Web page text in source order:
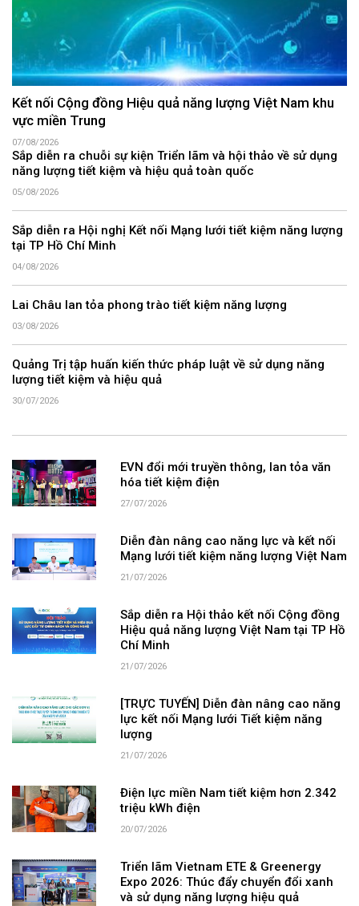
Kết nối Cộng đồng Hiệu quả năng lượng Việt Nam khu
vực miền Trung
07/08/2026
Sắp diễn ra chuỗi sự kiện Triển lãm và hội thảo về sử dụng
năng lượng tiết kiệm và hiệu quả toàn quốc
05/08/2026
Sắp diễn ra Hội nghị Kết nối Mạng lưới tiết kiệm năng lượng
tại TP Hồ Chí Minh
04/08/2026
Lai Châu lan tỏa phong trào tiết kiệm năng lượng
03/08/2026
Quảng Trị tập huấn kiến thức pháp luật về sử dụng năng
lượng tiết kiệm và hiệu quả
30/07/2026
EVN đổi mới truyền thông, lan tỏa văn
hóa tiết kiệm điện
27/07/2026
Diễn đàn nâng cao năng lực và kết nối
Mạng lưới tiết kiệm năng lượng Việt Nam
21/07/2026
Sắp diễn ra Hội thảo kết nối Cộng đồng
Hiệu quả năng lượng Việt Nam tại TP Hồ
Chí Minh
21/07/2026
[TRỰC TUYẾN] Diễn đàn nâng cao năng
lực kết nối Mạng lưới Tiết kiệm năng
lượng
21/07/2026
Điện lực miền Nam tiết kiệm hơn 2.342
triệu kWh điện
20/07/2026
Triển lãm Vietnam ETE & Greenergy
Expo 2026: Thúc đẩy chuyển đổi xanh
và sử dụng năng lượng hiệu quả